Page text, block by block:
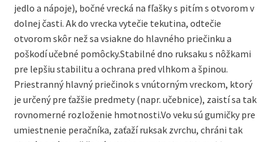
jedlo a nápoje), bočné vrecká na fľašky s pitím s otvorom v
dolnej časti. Ak do vrecka vytečie tekutina, odtečie
otvorom skôr než sa vsiakne do hlavného priečinku a
poškodí učebné pomôcky.Stabilné dno ruksaku s nôžkami
pre lepšiu stabilitu a ochrana pred vlhkom a špinou.
Priestranný hlavný priečinok s vnútorným vreckom, ktorý
je určený pre ťažšie predmety (napr. učebnice), zaistí sa tak
rovnomerné rozloženie hmotnosti.Vo veku sú gumičky pre
umiestnenie peračníka, zaťaží ruksak zvrchu, chráni tak